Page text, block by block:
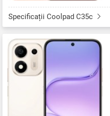
Specificații Coolpad C35c